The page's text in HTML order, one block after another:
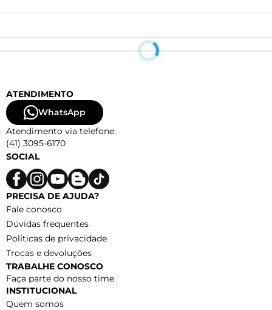
ATENDIMENTO
WhatsApp
Atendimento via telefone:
(41) 3095-6170
SOCIAL
PRECISA DE AJUDA?
Fale conosco
Dúvidas frequentes
Políticas de privacidade
Trocas e devoluções
TRABALHE CONOSCO
Faça parte do nosso time
INSTITUCIONAL
Quem somos